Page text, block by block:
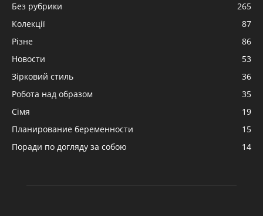
Без рубрики
265
Колекції
87
Різне
86
Новости
53
Зірковий стиль
36
Робота над образом
35
Сімя
19
Планирование беременности
15
Поради по догляду за собою
14